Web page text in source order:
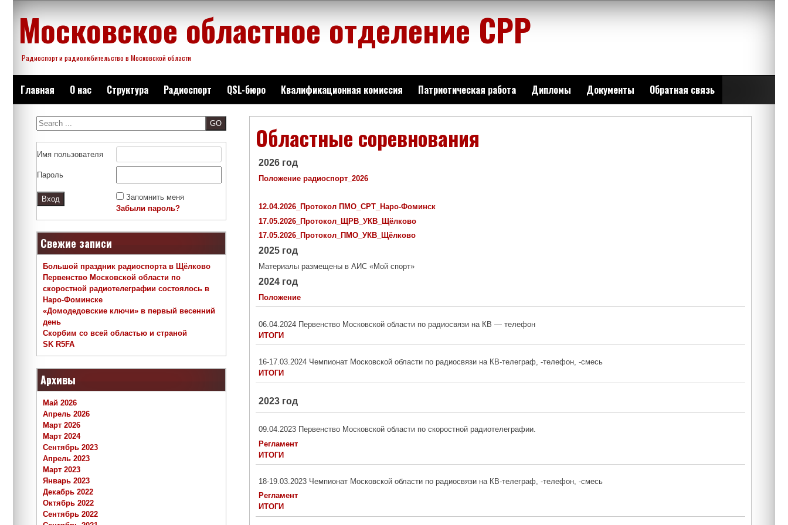
content
Московское областное отделение СРР
Радиоспорт и радиолюбительство в Московской области
Главная О нас Структура Радиоспорт QSL-бюро Квалификационная комиссия Патриотическая работа Дипломы Документы Обратная связь
Областные соревнования
2026 год
Положение радиоспорт_2026
12.04.2026_Протокол ПМО_СРТ_Наро-Фоминск
17.05.2026_Протокол_ЩРВ_УКВ_Щёлково
17.05.2026_Протокол_ПМО_УКВ_Щёлково
2025 год
Материалы размещены в АИС «Мой спорт»
2024 год
Положение
06.04.2024 Первенство Московской области по радиосвязи на КВ — телефон
ИТОГИ
16-17.03.2024 Чемпионат Московской области по радиосвязи на КВ-телеграф, -телефон, -смесь
ИТОГИ
2023 год
09.04.2023 Первенство Московской области по скоростной радиотелеграфии.
Регламент
ИТОГИ
18-19.03.2023 Чемпионат Московской области по радиосвязи на КВ-телеграф, -телефон, -смесь
Регламент
ИТОГИ
Search
Имя пользователя
Пароль
Запомнить меня
Забыли пароль?
Свежие записи
Большой праздник радиоспорта в Щёлково
Первенство Московской области по
скоростной радиотелеграфии состоялось в
Наро-Фоминске
«Домодедовские ключи» в первый весенний
день
Скорбим со всей областью и страной
SK R5FA
Архивы
Май 2026
Апрель 2026
Март 2026
Март 2024
Сентябрь 2023
Апрель 2023
Март 2023
Январь 2023
Декабрь 2022
Октябрь 2022
Сентябрь 2022